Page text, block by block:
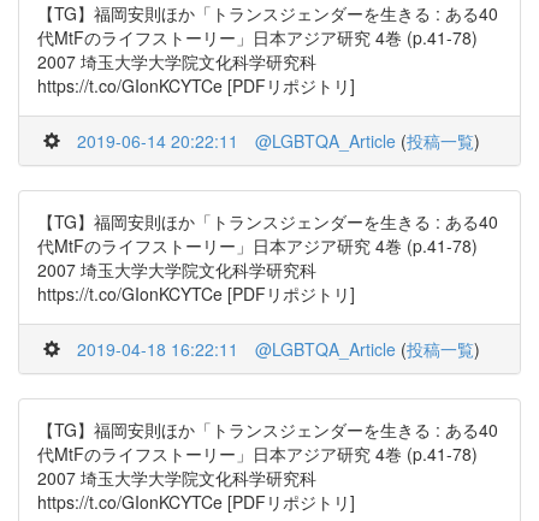
【TG】福岡安則ほか「トランスジェンダーを生きる : ある40
代MtFのライフストーリー」日本アジア研究 4巻 (p.41-78)
2007 埼玉大学大学院文化科学研究科
https://t.co/GIonKCYTCe [PDFリポジトリ]
2019-06-14 20:22:11 @LGBTQA_Article (投稿一覧)
【TG】福岡安則ほか「トランスジェンダーを生きる : ある40
代MtFのライフストーリー」日本アジア研究 4巻 (p.41-78)
2007 埼玉大学大学院文化科学研究科
https://t.co/GIonKCYTCe [PDFリポジトリ]
2019-04-18 16:22:11 @LGBTQA_Article (投稿一覧)
【TG】福岡安則ほか「トランスジェンダーを生きる : ある40
代MtFのライフストーリー」日本アジア研究 4巻 (p.41-78)
2007 埼玉大学大学院文化科学研究科
https://t.co/GIonKCYTCe [PDFリポジトリ]